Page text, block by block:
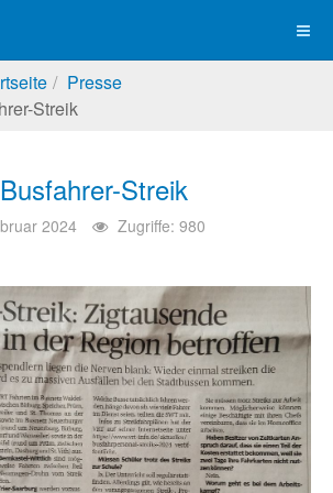
Presse
Streik
Streik
2024 Zugriffe: 980